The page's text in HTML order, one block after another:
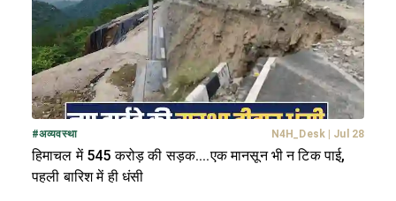
#अव्यवस्था N4H_Desk| Jul 28
हिमाचल में 545 करोड़ की सड़क....एक मानसून भी न टिक पाई,
पहली बारिश में ही धंसी